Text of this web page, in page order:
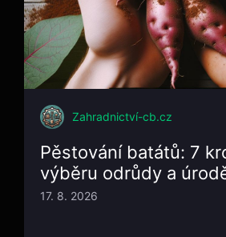
Zahradnictví-cb.cz
Pěstování batátů: 7
výběru odrůdy a
17. 8. 2026